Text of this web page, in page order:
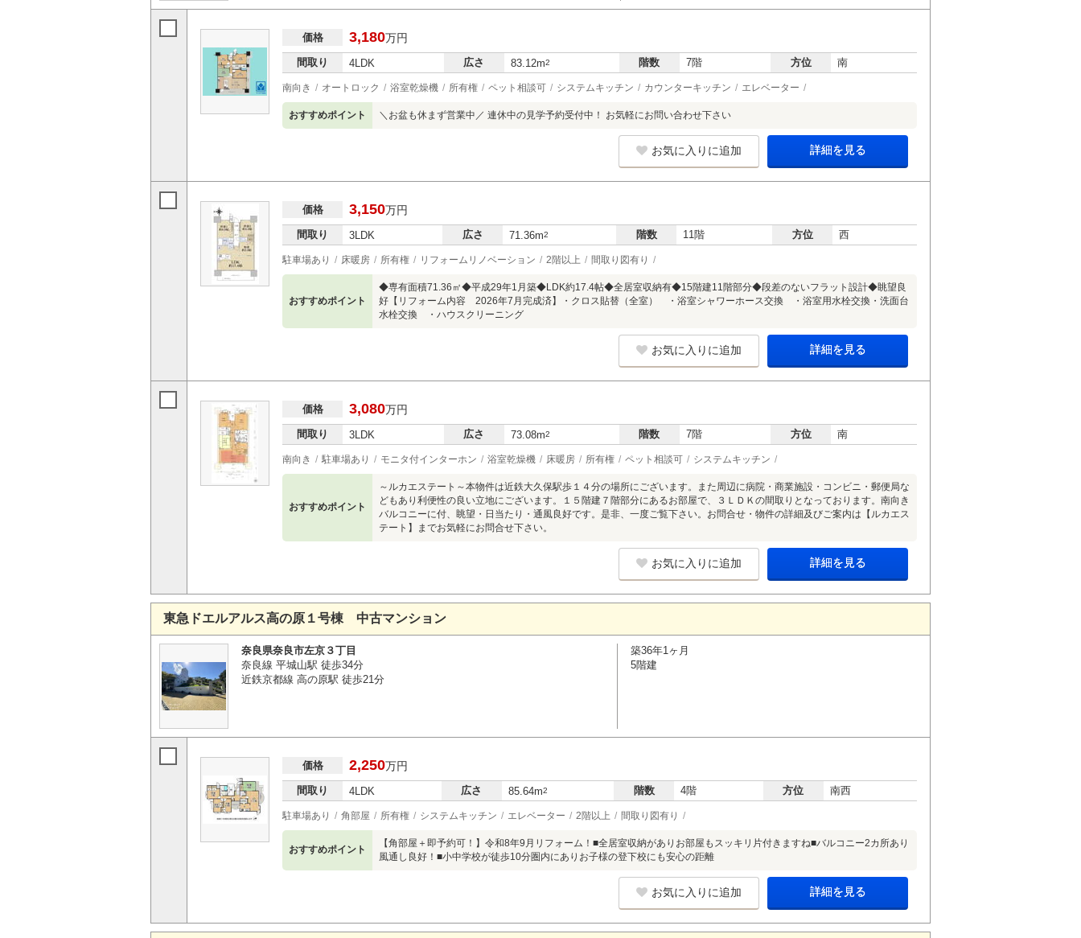
価格 3,180万円
間取り 4LDK 広さ 83.12m2 階数 7階 方位 南
南向き オートロック 浴室乾燥機 所有権 ペット相談可 システムキッチン カウンターキッチン エレベーター
おすすめポイント ＼お盆も休まず営業中／ 連休中の見学予約受付中！ お気軽にお問い合わせ下さい
お気に入りに追加 詳細を見る
価格 3,150万円
間取り 3LDK 広さ 71.36m2 階数 11階 方位 西
駐車場あり 床暖房 所有権 リフォームリノベーション 2階以上 間取り図有り
おすすめポイント
◆専有面積71.36㎡◆平成29年1月築◆LDK約17.4帖◆全居室収納有◆15階建11階部分◆段差のないフラット設計◆眺望良
好【リフォーム内容 2026年7月完成済】・クロス貼替（全室） ・浴室シャワーホース交換 ・浴室用水栓交換・洗面台
水栓交換 ・ハウスクリーニング
お気に入りに追加 詳細を見る
価格 3,080万円
間取り 3LDK 広さ 73.08m2 階数 7階 方位 南
南向き 駐車場あり モニタ付インターホン 浴室乾燥機 床暖房 所有権 ペット相談可 システムキッチン
おすすめポイント
～ルカエステート～本物件は近鉄大久保駅歩１４分の場所にございます。また周辺に病院・商業施設・コンビニ・郵便局な
どもあり利便性の良い立地にございます。１５階建７階部分にあるお部屋で、３ＬＤＫの間取りとなっております。南向き
バルコニーに付、眺望・日当たり・通風良好です。是非、一度ご覧下さい。お問合せ・物件の詳細及びご案内は【ルカエス
テート】までお気軽にお問合せ下さい。
お気に入りに追加 詳細を見る
東急ドエルアルス高の原１号棟 中古マンション
奈良県奈良市左京３丁目
奈良線 平城山駅 徒歩34分
近鉄京都線 高の原駅 徒歩21分
築36年1ヶ月
5階建
価格 2,250万円
間取り 4LDK 広さ 85.64m2 階数 4階 方位 南西
駐車場あり 角部屋 所有権 システムキッチン エレベーター 2階以上 間取り図有り
おすすめポイント
【角部屋＋即予約可！】令和8年9月リフォーム！■全居室収納がありお部屋もスッキリ片付きますね■バルコニー2カ所あり
風通し良好！■小中学校が徒歩10分圏内にありお子様の登下校にも安心の距離
お気に入りに追加 詳細を見る